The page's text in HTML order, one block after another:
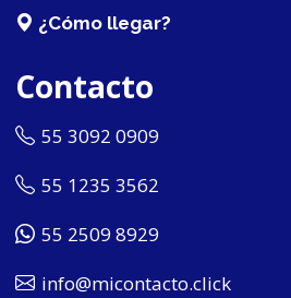
¿Cómo llegar?
Contacto
55 3092 0909
55 1235 3562
55 2509 8929
info@micontacto.click